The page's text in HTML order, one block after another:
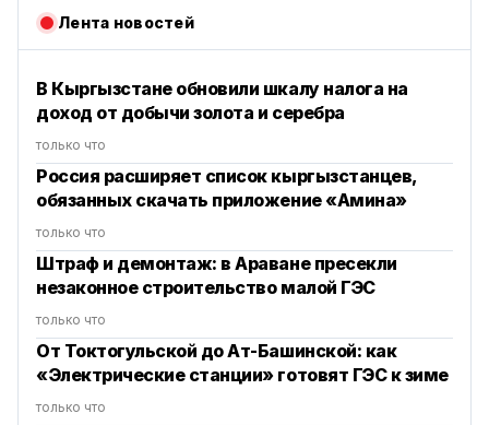
Лента новостей
В Кыргызстане обновили шкалу налога на
доход от добычи золота и серебра
только что
Россия расширяет список кыргызстанцев,
обязанных скачать приложение «Амина»
только что
Штраф и демонтаж: в Араване пресекли
незаконное строительство малой ГЭС
только что
От Токтогульской до Ат-Башинской: как
«Электрические станции» готовят ГЭС к зиме
только что